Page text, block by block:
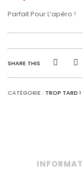
Parfait Pour L’apéro !
SHARE THIS
CATÉGORIE : TROP TARD !